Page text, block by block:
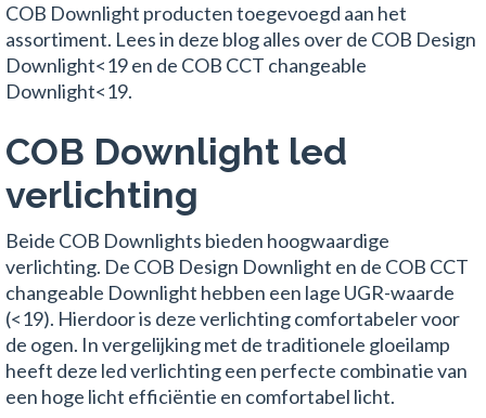
COB Downlight producten toegevoegd aan het
assortiment. Lees in deze blog alles over de COB Design
Downlight<19 en de COB CCT changeable
Downlight<19.
COB Downlight led
verlichting
Beide COB Downlights bieden hoogwaardige
verlichting. De COB Design Downlight en de COB CCT
changeable Downlight hebben een lage UGR-waarde
(<19). Hierdoor is deze verlichting comfortabeler voor
de ogen. In vergelijking met de traditionele gloeilamp
heeft deze led verlichting een perfecte combinatie van
een hoge licht efficiëntie en comfortabel licht.